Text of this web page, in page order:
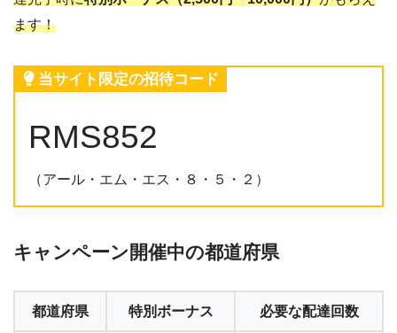
ます！
当サイト限定の招待コード
RMS852
（アール・エム・エス・８・５・２）
キャンペーン開催中の都道府県
都道府県 特別ボーナス 必要な配達回数